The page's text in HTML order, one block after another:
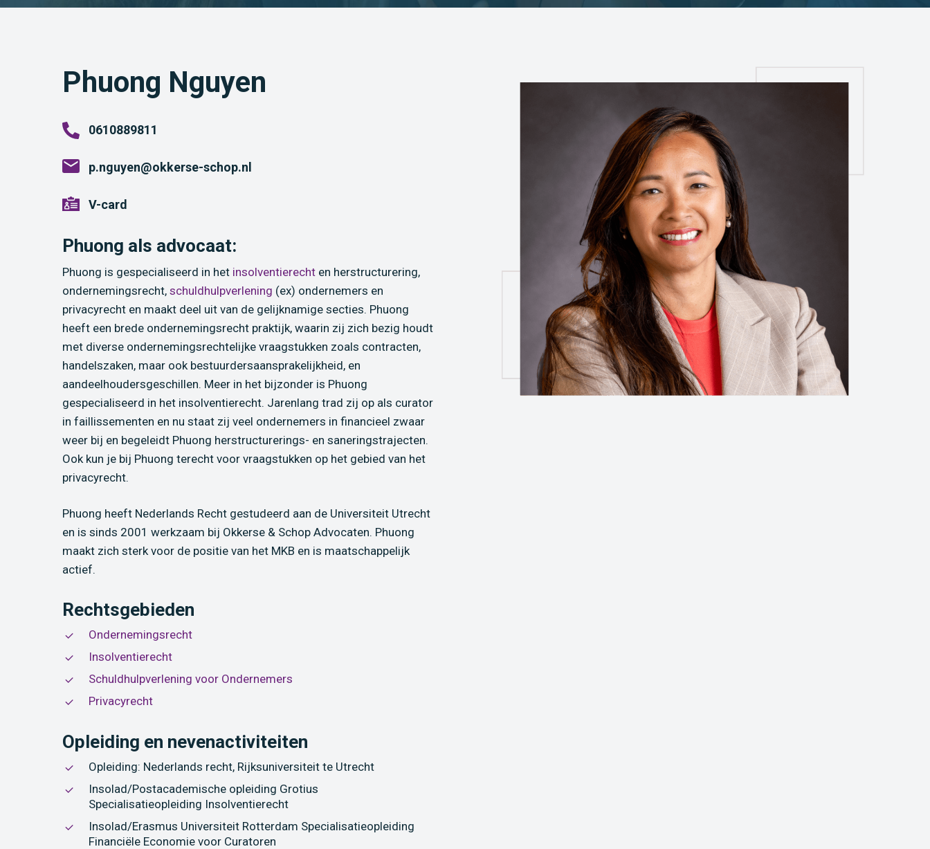
Phuong Nguyen
0610889811
p.nguyen@okkerse-schop.nl
V-card
Phuong als advocaat:
Phuong is gespecialiseerd in het insolventierecht en herstructurering,
ondernemingsrecht, schuldhulpverlening (ex) ondernemers en
privacyrecht en maakt deel uit van de gelijknamige secties. Phuong
heeft een brede ondernemingsrecht praktijk, waarin zij zich bezig houdt
met diverse ondernemingsrechtelijke vraagstukken zoals contracten,
handelszaken, maar ook bestuurdersaansprakelijkheid, en
aandeelhoudersgeschillen. Meer in het bijzonder is Phuong
gespecialiseerd in het insolventierecht. Jarenlang trad zij op als curator
in faillissementen en nu staat zij veel ondernemers in financieel zwaar
weer bij en begeleidt Phuong herstructurerings- en saneringstrajecten.
Ook kun je bij Phuong terecht voor vraagstukken op het gebied van het
privacyrecht.
Phuong heeft Nederlands Recht gestudeerd aan de Universiteit Utrecht
en is sinds 2001 werkzaam bij Okkerse & Schop Advocaten. Phuong
maakt zich sterk voor de positie van het MKB en is maatschappelijk
actief.
Rechtsgebieden
Ondernemingsrecht
Insolventierecht
Schuldhulpverlening voor Ondernemers
Privacyrecht
Opleiding en nevenactiviteiten
Opleiding: Nederlands recht, Rijksuniversiteit te Utrecht
Insolad/Postacademische opleiding Grotius
Specialisatieopleiding Insolventierecht
Insolad/Erasmus Universiteit Rotterdam Specialisatieopleiding
Financiële Economie voor Curatoren